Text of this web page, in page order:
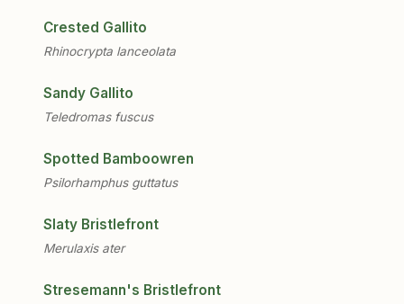
Crested Gallito
Rhinocrypta lanceolata
Sandy Gallito
Teledromas fuscus
Spotted Bamboowren
Psilorhamphus guttatus
Slaty Bristlefront
Merulaxis ater
Stresemann's Bristlefront